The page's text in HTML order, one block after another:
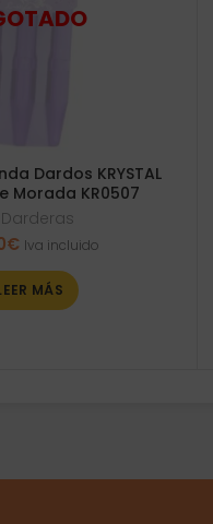
Dardos KRYSTAL
Morada KR0507
Darderas
€ Iva incluido
MÁS